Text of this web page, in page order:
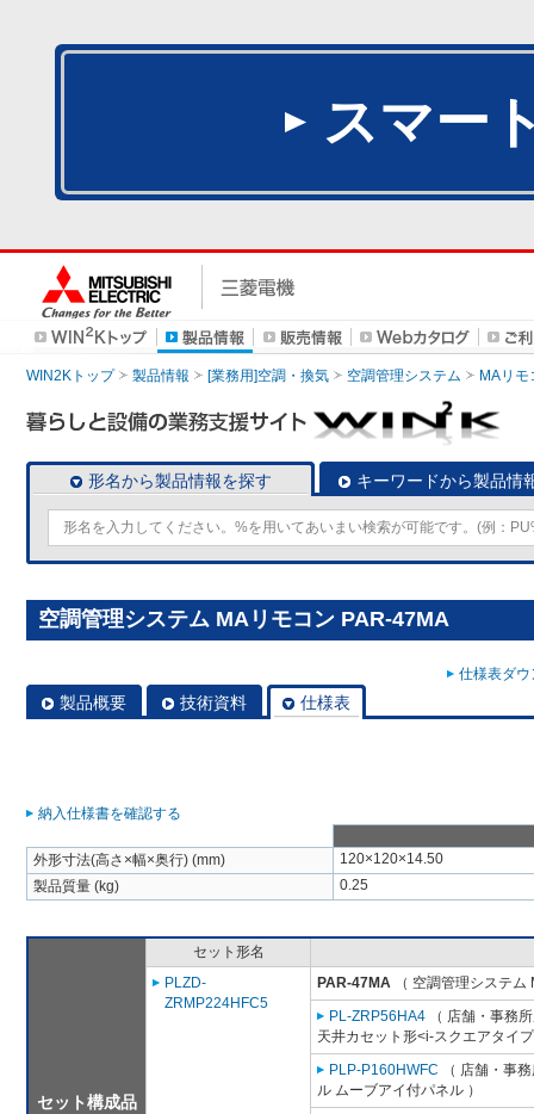
スマー
WIN2Kトップ 製品情報 [業務用]空調・換気 空調管理システム MAリモ
形名から製品情報を探す キーワードから製品情
空調管理システム MAリモコン PAR-47MA
仕様表ダ
製品概要 技術資料 仕様表
納入仕様書を確認する
外形寸法(高さ×幅×奥行) (mm)
120×120×14.50
製品質量 (kg)
0.25
セット構成品
セット形名
PLZD-
ZRMP224HFC5
PAR-47MA （ 空調管理システム
PL-ZRP56HA4 （ 店舗・事務
天井カセット形<i-スクエアタイ
PLP-P160HWFC （ 店舗・事
ル ムーブアイ付パネル ）